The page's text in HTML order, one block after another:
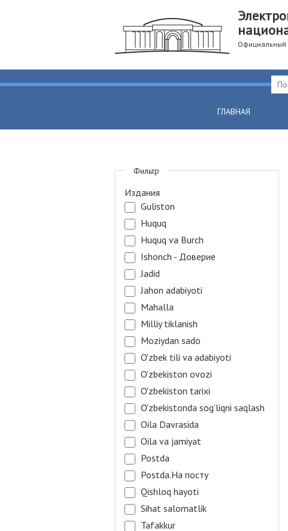
Официальный
ГЛАВНАЯ
Фильтр
Издания
Guliston
Huquq
Huquq va Burch
Ishonch - Доверие
Jadid
Jahon adabiyoti
Mahalla
Milliy tiklanish
Moziydan sado
O'zbek tili va adabiyoti
O'zbekiston ovozi
O'zbekiston tarixi
O'zbekistonda sog'liqni saqlash
Oila Davrasida
Oila va jamiyat
Postda
Postda.На посту
Qishloq hayoti
Sihat salomatlik
Tafakkur